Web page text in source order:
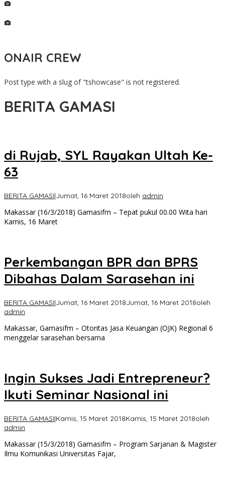
ONAIR CREW
Post type with a slug of "tshowcase" is not registered.
BERITA GAMASI
di Rujab, SYL Rayakan Ultah Ke-
63
BERITA GAMASI|Jumat, 16 Maret 2018oleh admin
Makassar (16/3/2018) Gamasifm – Tepat pukul 00.00 Wita hari
Kamis, 16 Maret
Perkembangan BPR dan BPRS
Dibahas Dalam Sarasehan ini
BERITA GAMASI|Jumat, 16 Maret 2018Jumat, 16 Maret 2018oleh
admin
Makassar, Gamasifm – Otoritas Jasa Keuangan (OJK) Regional 6
menggelar sarasehan bersama
Ingin Sukses Jadi Entrepreneur?
Ikuti Seminar Nasional ini
BERITA GAMASI|Kamis, 15 Maret 2018Kamis, 15 Maret 2018oleh
admin
Makassar (15/3/2018) Gamasifm – Program Sarjanan & Magister
Ilmu Komunikasi Universitas Fajar,